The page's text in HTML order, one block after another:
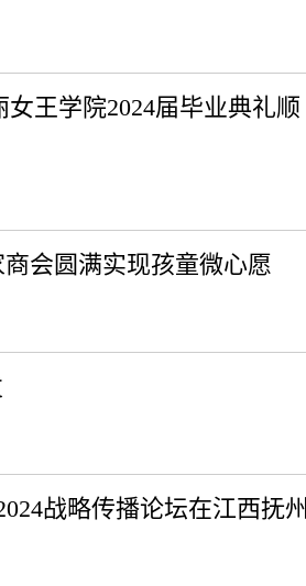
王学院2024届毕业典礼顺
会圆满实现孩童微心愿
战略传播论坛在江西抚州